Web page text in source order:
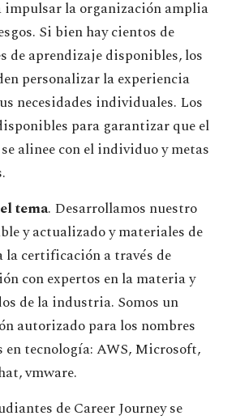
impulsar la organización amplia
Si bien hay cientos de
de aprendizaje disponibles, los
personalizar la experiencia
necesidades individuales. Los
para garantizar que el
alinee con el individuo y metas
tema. Desarrollamos nuestro
y actualizado y materiales de
la certificación a través de
con expertos en la materia y
de la industria. Somos un
autorizado para los nombres
tecnología: AWS, Microsoft,
vmware.
de Career Journey se